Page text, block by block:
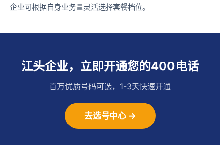
企业可根据自身业务量灵活选择套餐档位。
江头企业，立即开通您的400电话
百万优质号码可选，1-3天快速开通
去选号中心 →